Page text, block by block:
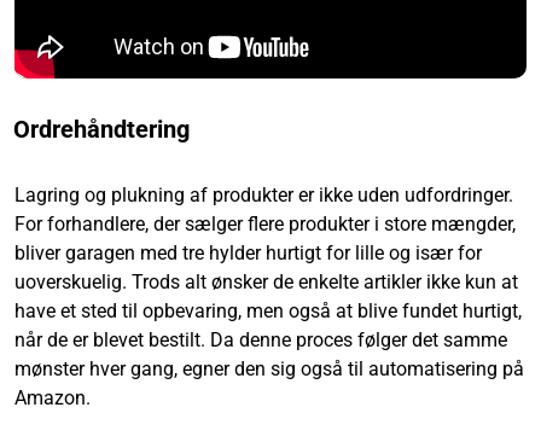
Ordrehåndtering
Lagring og plukning af produkter er ikke uden udfordringer.
For forhandlere, der sælger flere produkter i store mængder,
bliver garagen med tre hylder hurtigt for lille og især for
uoverskuelig. Trods alt ønsker de enkelte artikler ikke kun at
have et sted til opbevaring, men også at blive fundet hurtigt,
når de er blevet bestilt. Da denne proces følger det samme
mønster hver gang, egner den sig også til automatisering på
Amazon.